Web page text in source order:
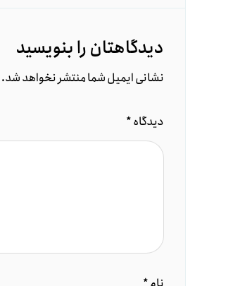
دیدگاهتان را بنویسید
نشانی ایمیل شما منتشر نخواهد شد.
دیدگاه*